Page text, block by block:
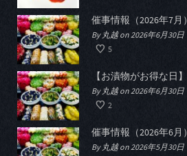
催事情報（2026年7月）
By 丸越 on 2026年6月30日
5
By 丸越 on 2026年6月30日
2
催事情報（2026年6月）
By 丸越 on 2026年5月30日